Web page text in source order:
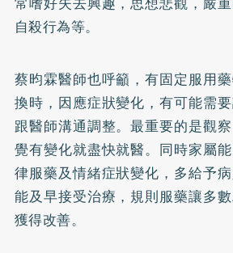
自殺行為等。
蔡昀霖醫師也呼籲，有固定服用
換時，因應症狀變化，有可能需
跟醫師溝通調整。最重要的是觀
覺有變化就盡快就醫。同時家屬
律服藥及情緒症狀變化，多給予
能及早接受治療，規則服藥讓多
獲得改善。